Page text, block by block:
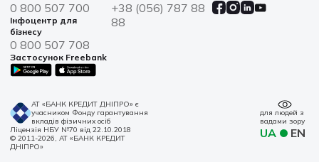
Страхування
Овердрафт
Цінні папери
Військові облігації
Центри обслуговування
Новини
Фінансова звітність
Сталий розвиток
Інформація для акціонерів та стейкхолдерів
0 800 507 700
Інфоцентр для
бізнесу
0 800 507 708
+38 (056) 787 88
88
Застосунок Freebank
АТ «БАНК КРЕДИТ ДНІПРО» є
учасником Фонду гарантування
вкладів фізичних осіб
Ліцензія НБУ №70 від 22.10.2018
© 2011-2026, АТ «БАНК КРЕДИТ
ДНІПРО»
для людей з
вадами зору
UA EN